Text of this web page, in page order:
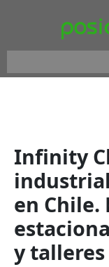
Infinity
en Chile.
y talleres